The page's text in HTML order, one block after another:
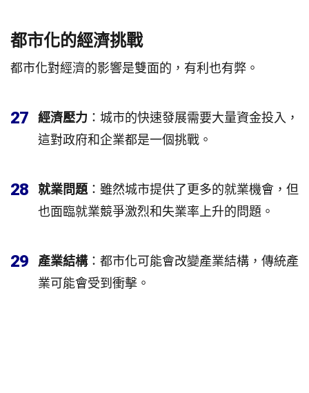
都市化的經濟挑戰
都市化對經濟的影響是雙面的，有利也有弊。
27 經濟壓力 ：城市的快速發展需要大量資金投入，
這對政府和企業都是一個挑戰。
28 就業問題 ：雖然城市提供了更多的就業機會，但
也面臨就業競爭激烈和失業率上升的問題。
29 產業結構：都市化可能會改變產業結構，傳統產
業可能會受到衝擊。